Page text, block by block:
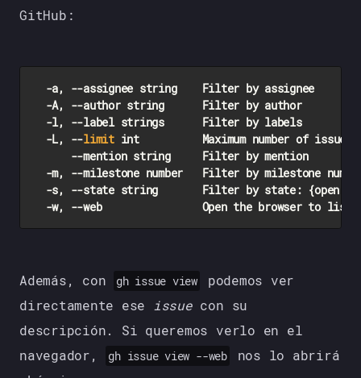
GitHub:
  -a, --assignee string    Filter by assignee
  -A, --author string      Filter by author
  -l, --label strings      Filter by labels
  -L, --
limit int          Maximum number of
      --mention string     Filter by mention
-m, --milestone number   Filter by milestone
-s, --state string       Filter by state:
Además, con gh issue view
podemos ver
directamente ese issuecon su
descripción. Si queremos verlo en el
navegador,
gh issue view --web
nos lo abrirá